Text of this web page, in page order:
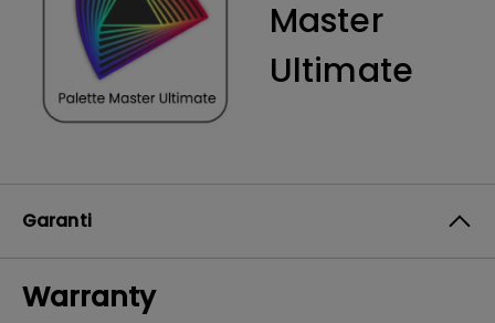
Master
Ultimate
Garanti
Warranty